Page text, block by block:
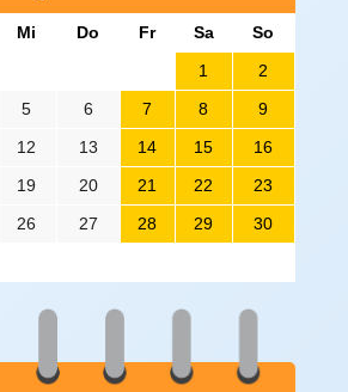
Mi Do Fr Sa
So
1
2
5 6 7 8
9
12 13 14 15
16
19 20 21 22
23
26 27 28 29
30